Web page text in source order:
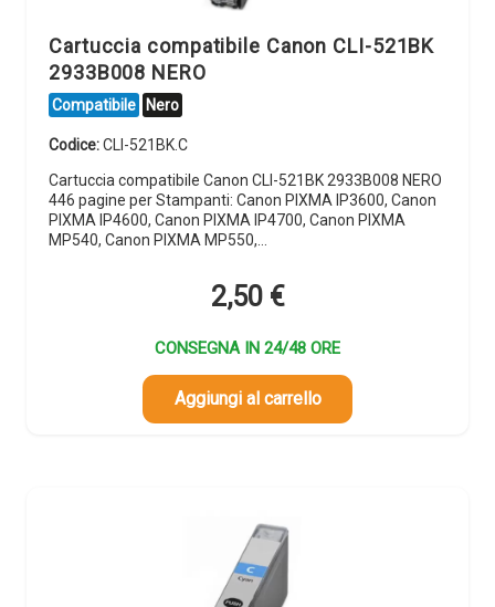
Cartuccia compatibile Canon CLI-521BK
2933B008 NERO
Compatibile Nero
Codice:CLI-521BK.C
Cartuccia compatibile Canon CLI-521BK 2933B008 NERO
446 pagine per Stampanti: Canon PIXMA IP3600, Canon
PIXMA IP4600, Canon PIXMA IP4700, Canon PIXMA
MP540, Canon PIXMA MP550,…
2,50 €
CONSEGNA IN 24/48 ORE
Aggiungi al carrello